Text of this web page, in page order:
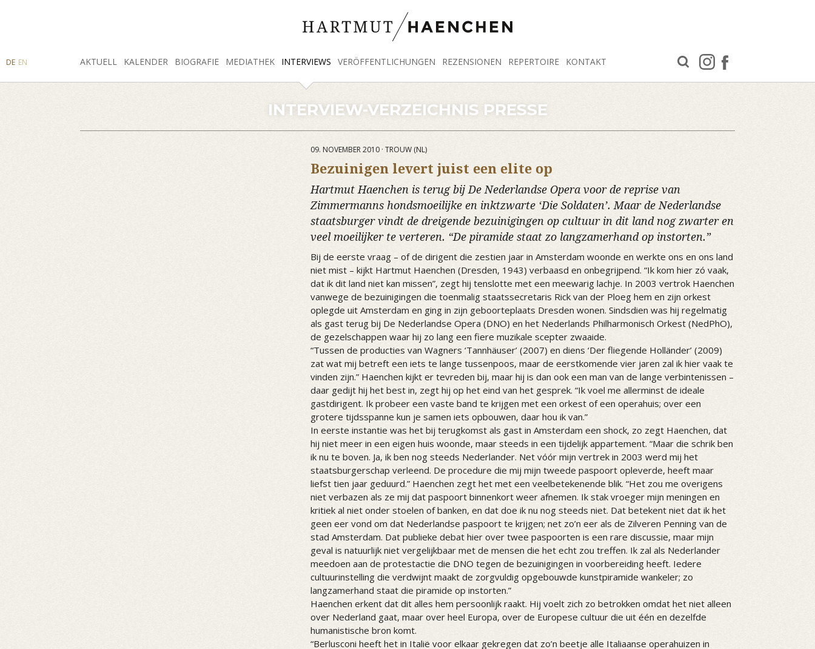
AKTUELL KALENDER BIOGRAFIE MEDIATHEK INTERVIEWS VERÖFFENTLICHUNGEN REZENSIONEN REPERTOIRE KONTAKT
FACEBOOK
INSTAGRAM
SUCHE
DE EN
INTERVIEW-VERZEICHNIS PRESSE
09. NOVEMBER 2010 · TROUW (NL)
Bezuinigen levert juist een elite op
Hartmut Haenchen is terug bij De Nederlandse Opera voor de reprise van
Zimmermanns hondsmoeilijke en inktzwarte ‘Die Soldaten’. Maar de Nederlandse
staatsburger vindt de dreigende bezuinigingen op cultuur in dit land nog zwarter en
veel moeilijker te verteren. “De piramide staat zo langzamerhand op instorten.”
Bij de eerste vraag – of de dirigent die zestien jaar in Amsterdam woonde en werkte ons en ons land
niet mist – kijkt Hartmut Haenchen (Dresden, 1943) verbaasd en onbegrijpend. “Ik kom hier zó vaak,
dat ik dit land niet kan missen”, zegt hij tenslotte met een meewarig lachje. In 2003 vertrok Haenchen
vanwege de bezuinigingen die toenmalig staatssecretaris Rick van der Ploeg hem en zijn orkest
oplegde uit Amsterdam en ging in zijn geboorteplaats Dresden wonen. Sindsdien was hij regelmatig
als gast terug bij De Nederlandse Opera (DNO) en het Nederlands Philharmonisch Orkest (NedPhO),
de gezelschappen waar hij zo lang een fiere muzikale scepter zwaaide.
“Tussen de producties van Wagners ‘Tannhäuser’ (2007) en diens ‘Der fliegende Holländer’ (2009)
zat wat mij betreft een iets te lange tussenpoos, maar de eerstkomende vier jaren zal ik hier vaak te
vinden zijn.” Haenchen kijkt er tevreden bij, maar hij is dan ook een man van de lange verbintenissen –
daar gedijt hij het best in, zegt hij op het eind van het gesprek. “Ik voel me allerminst de ideale
gastdirigent. Ik probeer een vaste band te krijgen met een orkest of een operahuis; over een
grotere tijdsspanne kun je samen iets opbouwen, daar hou ik van.”
In eerste instantie was het bij terugkomst als gast in Amsterdam een shock, zo zegt Haenchen, dat
hij niet meer in een eigen huis woonde, maar steeds in een tijdelijk appartement. “Maar die schrik ben
ik nu te boven. Ja, ik ben nog steeds Nederlander. Net vóór mijn vertrek in 2003 werd mij het
staatsburgerschap verleend. De procedure die mij mijn tweede paspoort opleverde, heeft maar
liefst tien jaar geduurd.” Haenchen zegt het met een veelbetekenende blik. “Het zou me overigens
niet verbazen als ze mij dat paspoort binnenkort weer afnemen. Ik stak vroeger mijn meningen en
kritiek al niet onder stoelen of banken, en dat doe ik nu nog steeds niet. Dat betekent niet dat ik het
geen eer vond om dat Nederlandse paspoort te krijgen; net zo’n eer als de Zilveren Penning van de
stad Amsterdam. Dat publieke debat hier over twee paspoorten is een rare discussie, maar mijn
geval is natuurlijk niet vergelijkbaar met de mensen die het echt zou treffen. Ik zal als Nederlander
meedoen aan de protestactie die DNO tegen de bezuinigingen in voorbereiding heeft. Iedere
cultuurinstelling die verdwijnt maakt de zorgvuldig opgebouwde kunstpiramide wankeler; zo
langzamerhand staat die piramide op instorten.”
Haenchen erkent dat dit alles hem persoonlijk raakt. Hij voelt zich zo betrokken omdat het niet alleen
over Nederland gaat, maar over heel Europa, over de Europese cultuur die uit één en dezelfde
humanistische bron komt.
“Berlusconi heeft het in Italië voor elkaar gekregen dat zo’n beetje alle Italiaanse operahuizen in